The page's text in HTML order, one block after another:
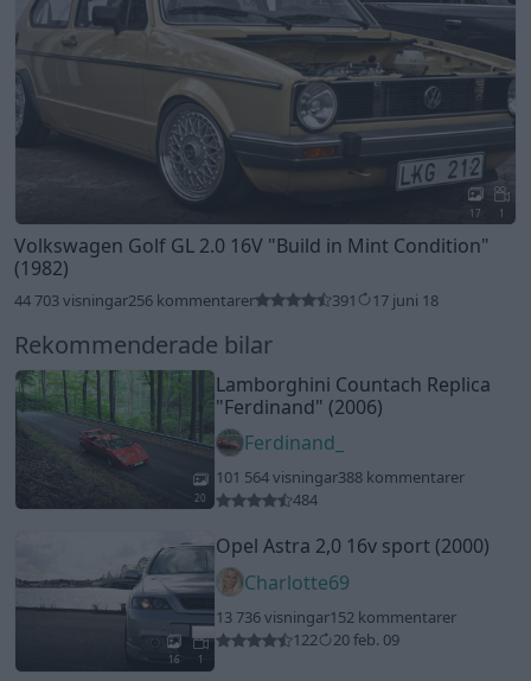
17 1
Volkswagen Golf GL 2.0 16V "Build in Mint Condition"
(1982)
44 703 visningar256 kommentarer 391 17 juni 18
Rekommenderade bilar
20
Lamborghini Countach Replica
"Ferdinand" (2006)
Ferdinand_
101 564 visningar388 kommentarer
484
16 1
Opel Astra 2,0 16v sport (2000)
Charlotte69
13 736 visningar152 kommentarer
122
20 feb. 09